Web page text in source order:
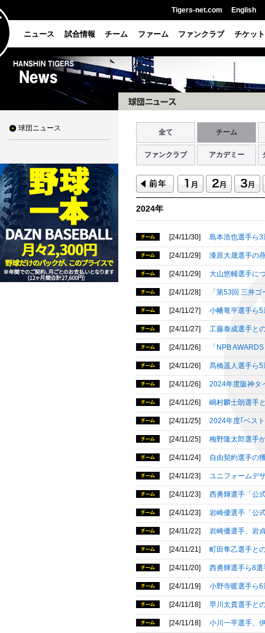
Tigers-net.com English
ニュース 試合情報 チーム ファーム ファンクラブ チケット
球団ニュース 全て チーム
ファンクラブ アカデミー
2024年
[24/11/30] 島本浩也選手ら
[24/11/29] 漆原大晟選手の
[24/11/29] 大山悠輔選手に
[24/11/28] 「第53回 三井
[24/11/27] 小幡竜平選手ら
[24/11/27] 工藤泰成選手と
[24/11/26] 「NPB
[24/11/26] 髙橋遥人選手ら
[24/11/26] 2024年度阪神タ
[24/11/26] 嶋村麟士朗選手
[24/11/25] 2024年度｢ベス
[24/11/25] 梅野隆太郎選手
[24/11/24] 自由契約選手の
[24/11/23] ユニフォームデ
[24/11/23] 西勇輝選手「公
[24/11/23] 岩崎優選手「公
[24/11/22] 岩崎優選手、岩
[24/11/21] 町田隼乙選手と
[24/11/20] 西勇輝選手ら8
[24/11/19] 小野寺暖選手ら
[24/11/18] 早川太貴選手と
[24/11/18] 小川一平選手、